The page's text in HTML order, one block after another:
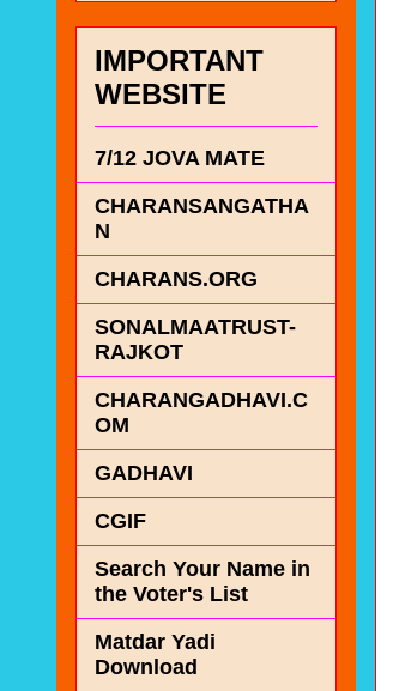
IMPORTANT
WEBSITE
7/12 JOVA MATE
CHARANSANGATHA
N
CHARANS.ORG
SONALMAATRUST-
RAJKOT
CHARANGADHAVI.C
OM
GADHAVI
CGIF
Search Your Name in
the Voter's List
Matdar Yadi
Download